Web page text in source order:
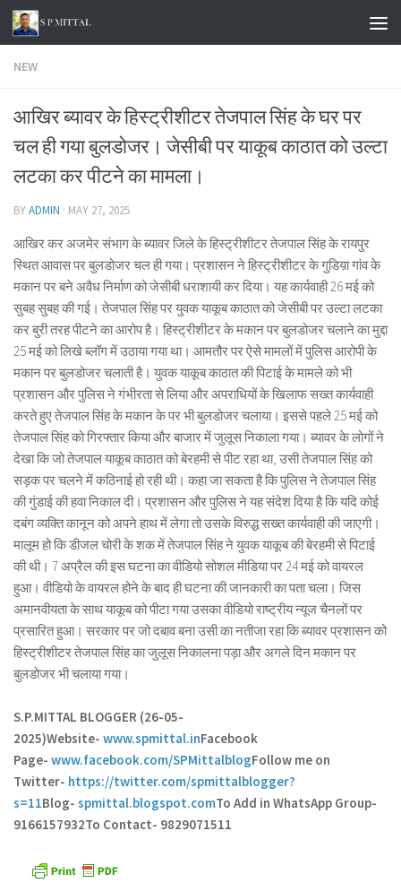
Skip to content
NEW
आखिर ब्यावर के हिस्ट्रीशीटर तेजपाल सिंह के घर पर
चल ही गया बुलडोजर। जेसीबी पर याकूब काठात को उल्टा
लटका कर पीटने का मामला।
BYADMIN · MAY 27, 2025
आखिर कर अजमेर संभाग के ब्यावर जिले के हिस्ट्रीशीटर तेजपाल सिंह के रायपुर
स्थित आवास पर बुलडोजर चल ही गया। प्रशासन ने हिस्ट्रीशीटर के गुडिय़ा गांव के
मकान पर बने अवैध निर्माण को जेसीबी धराशायी कर दिया। यह कार्यवाही 26 मई को
सुबह सुबह की गई। तेजपाल सिंह पर युवक याकूब काठात को जेसीबी पर उल्टा लटका
कर बुरी तरह पीटने का आरोप है। हिस्ट्रीशीटर के मकान पर बुलडोजर चलाने का मुद्दा
25 मई को लिखे ब्लॉग में उठाया गया था। आमतौर पर ऐसे मामलों में पुलिस आरोपी के
मकान पर बुलडोजर चलाती है। युवक याकूब काठात की पिटाई के मामले को भी
प्रशासन और पुलिस ने गंभीरता से लिया और अपराधियों के खिलाफ सख्त कार्यवाही
करते हुए तेजपाल सिंह के मकान के पर भी बुलडोजर चलाया। इससे पहले 25 मई को
तेजपाल सिंह को गिरफ्तार किया और बाजार में जुलूस निकाला गया। ब्यावर के लोगों ने
देखा कि जो तेजपाल याकूब काठात को बेरहमी से पीट रहा था, उसी तेजपाल सिंह को
सड़क पर चलने में कठिनाई हो रही थी। कहा जा सकता है कि पुलिस ने तेजपाल सिंह
की गुंडाई की हवा निकाल दी। प्रशासन और पुलिस ने यह संदेश दिया है कि यदि कोई
दबंग व्यक्ति कानून को अपने हाथ में लेगा तो उसके विरुद्ध सख्त कार्यवाही की जाएगी।
मालूम हो कि डीजल चोरी के शक में तेजपाल सिंह ने युवक याकूब की बेरहमी से पिटाई
की थी। 7 अप्रैल की इस घटना का वीडियो सोशल मीडिया पर 24 मई को वायरल
हुआ। वीडियो के वायरल होने के बाद ही घटना की जानकारी का पता चला। जिस
अमानवीयता के साथ याकूब को पीटा गया उसका वीडियो राष्ट्रीय न्यूज चैनलों पर
प्रसारित हुआ। सरकार पर जो दबाव बना उसी का नतीजा रहा कि ब्यावर प्रशासन को
हिस्ट्रीशीटर तेजपाल सिंह का जुलूस निकालना पड़ा और अगले दिन मकान पर
बुलडोजर भी चलाया गया।
S.P.MITTAL BLOGGER (26-05-
2025)Website- www.spmittal.inFacebook
Page- www.facebook.com/SPMittalblogFollow me on
Twitter- https://twitter.com/spmittalblogger?
s=11Blog- spmittal.blogspot.comTo Add in WhatsApp Group-
9166157932To Contact- 9829071511